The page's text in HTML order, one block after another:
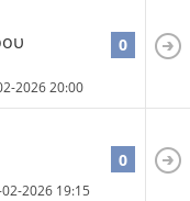
202620:00
0
2026 19:15
0